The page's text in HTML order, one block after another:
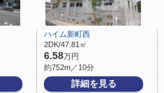
ハイム新町西
2DK/47.81㎡
6.58万円
約752m／10分
詳細を見る